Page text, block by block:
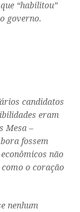
“habilitou”
governo.
candidatos
eram
Mesa –
fossem
não
o coração
nenhum